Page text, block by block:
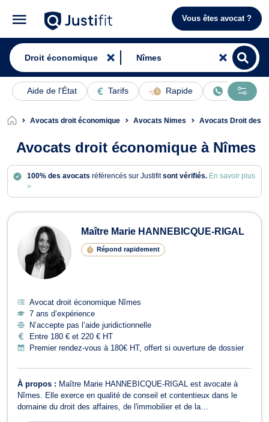
Vous êtes avocat ?
Aide de l'État Tarifs Rapide En ligne
Avocats droit économique Avocats Nimes Avocats Droit des
Avocats droit économique à Nîmes
100% des avocats référencés sur Justifitsont vérifiés. En savoir plus
>
Avocats en droit économique à
Maître Marie HANNEBICQUE-RIGAL
Répond rapidement
Avocat droit économique Nîmes
7 ans d’expérience
N’accepte pas l’aide juridictionnelle
Entre 180 € et 220 € HT
Premier rendez-vous à 180€ HT, offert si ouverture de dossier
À propos : Maître Marie HANNEBICQUE-RIGAL est avocate à
Nîmes. Elle exerce en qualité de conseil et contentieux dans le
domaine du droit des affaires, de l'immobilier et de la